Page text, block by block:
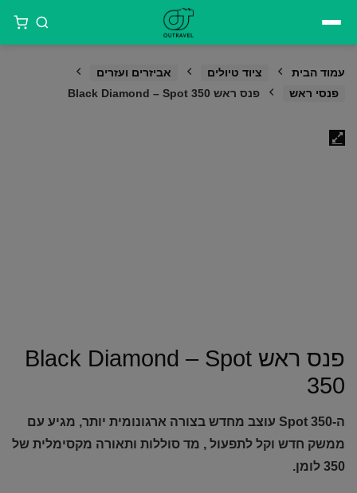
עמוד הבית ציוד טיולים
אביזרים ועזרים
פנסי ראש
פנס ראש Black Diamond – Spot 350
פנס ראש Black Diamond – Spot
350
ה-Spot 350 עוצב מחדש בצורה ארגונומית יותר, מגיע עם
ממשק חדש וקל לתפעול , מד סוללות ותאורה מקסימלית של
350 לומן.